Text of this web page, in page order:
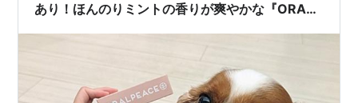
あり！ほんのりミントの香りが爽やかな『ORAL